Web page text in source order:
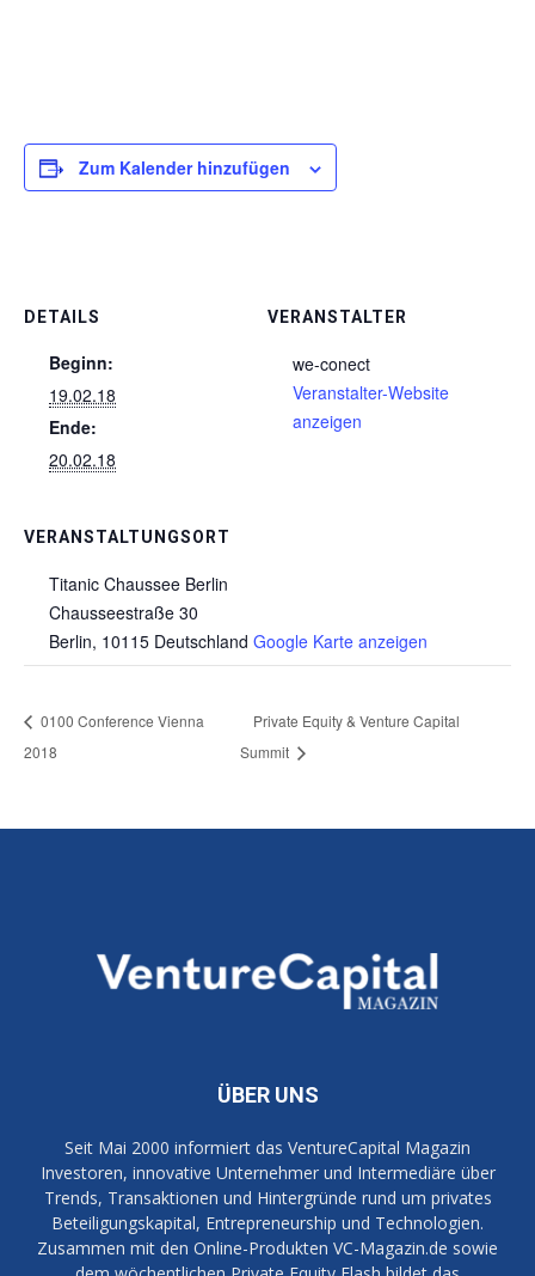
Zum Kalender hinzufügen
DETAILS
Beginn:
19.02.18
Ende:
20.02.18
VERANSTALTUNGSORT
Titanic Chaussee Berlin
Chausseestraße 30
Berlin, 10115 Deutschland Google Karte anzeigen
VERANSTALTER
we-conect
Veranstalter-Website
anzeigen
0100 Conference Vienna
2018
Private Equity & Venture Capital
Summit
ÜBER UNS
Seit Mai 2000 informiert das VentureCapital Magazin
Investoren, innovative Unternehmer und Intermediäre über
Trends, Transaktionen und Hintergründe rund um privates
Beteiligungskapital, Entrepreneurship und Technologien.
Zusammen mit den Online-Produkten VC-Magazin.de sowie